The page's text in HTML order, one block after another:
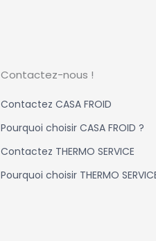
Contactez-nous !
Contactez CASA FROID
Pourquoi choisir CASA FROID ?
Contactez THERMO SERVICE
Pourquoi choisir THERMO